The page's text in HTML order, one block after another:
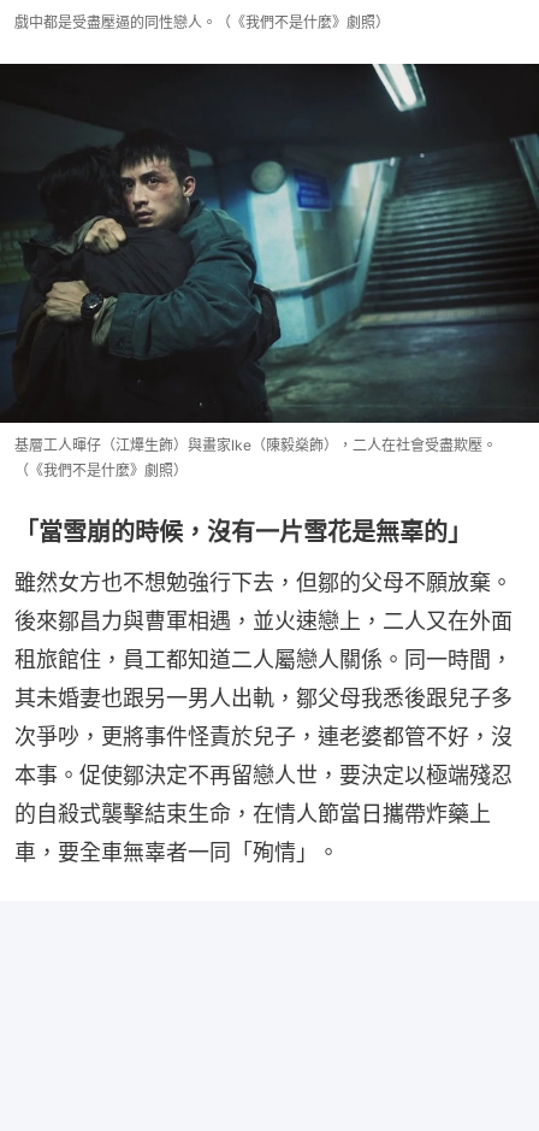
戲中都是受盡壓逼的同性戀人。（《我們不是什麼》劇照）
基層工人暉仔（江𤒹生飾）與畫家Ike（陳毅燊飾），二人在社會受盡欺壓。
（《我們不是什麼》劇照）
「當雪崩的時候，沒有一片雪花是無辜的」
雖然女方也不想勉強行下去，但鄒的父母不願放棄。
後來鄒昌力與曹軍相遇，並火速戀上，二人又在外面
租旅館住，員工都知道二人屬戀人關係。同一時間，
其未婚妻也跟另一男人出軌，鄒父母我悉後跟兒子多
次爭吵，更將事件怪責於兒子，連老婆都管不好，沒
本事。促使鄒決定不再留戀人世，要決定以極端殘忍
的自殺式襲擊結束生命，在情人節當日攜帶炸藥上
車，要全車無辜者一同「殉情」。